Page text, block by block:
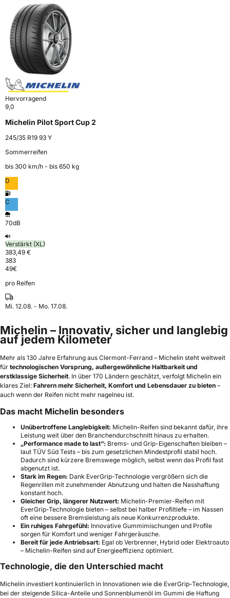
Hervorragend
9,0
Michelin Pilot Sport Cup 2
245/35 R19 93 Y
Sommerreifen
bis 300 km⁠/⁠h - bis 650 kg
D
C
70dB
Verstärkt (XL)
383,49 €
383
49€
pro Reifen
Mi. 12.08. - Mo. 17.08.
Michelin – Innovativ, sicher und langlebig
auf jedem Kilometer
Mehr als 130 Jahre Erfahrung aus Clermont-Ferrand – Michelin steht weltweit
für technologischen Vorsprung, außergewöhnliche Haltbarkeit und
erstklassige Sicherheit. In über 170 Ländern geschätzt, verfolgt Michelin ein
klares Ziel: Fahrern mehr Sicherheit, Komfort und Lebensdauer zu bieten –
auch wenn der Reifen nicht mehr nagelneu ist.
Das macht Michelin besonders
Unübertroffene Langlebigkeit: Michelin-Reifen sind bekannt dafür, ihre
Leistung weit über den Branchendurchschnitt hinaus zu erhalten.
„Performance made to last“: Brems- und Grip-Eigenschaften bleiben –
laut TÜV Süd Tests – bis zum gesetzlichen Mindestprofil stabil hoch.
Dadurch sind kürzere Bremswege möglich, selbst wenn das Profil fast
abgenutzt ist.
Stark im Regen: Dank EverGrip-Technologie vergrößern sich die
Regenrillen mit zunehmender Abnutzung und halten die Nasshaftung
konstant hoch.
Gleicher Grip, längerer Nutzwert: Michelin-Premier-Reifen mit
EverGrip-Technologie bieten – selbst bei halber Profiltiefe – im Nassen
oft eine bessere Bremsleistung als neue Konkurrenzprodukte.
Ein ruhiges Fahrgefühl: Innovative Gummimischungen und Profile
sorgen für Komfort und weniger Fahrgeräusche.
Bereit für jede Antriebsart: Egal ob Verbrenner, Hybrid oder Elektroauto
– Michelin-Reifen sind auf Energieeffizienz optimiert.
Technologie, die den Unterschied macht
Michelin investiert kontinuierlich in Innovationen wie die EverGrip-Technologie,
bei der steigende Silica-Anteile und Sonnenblumenöl im Gummi die Haftung